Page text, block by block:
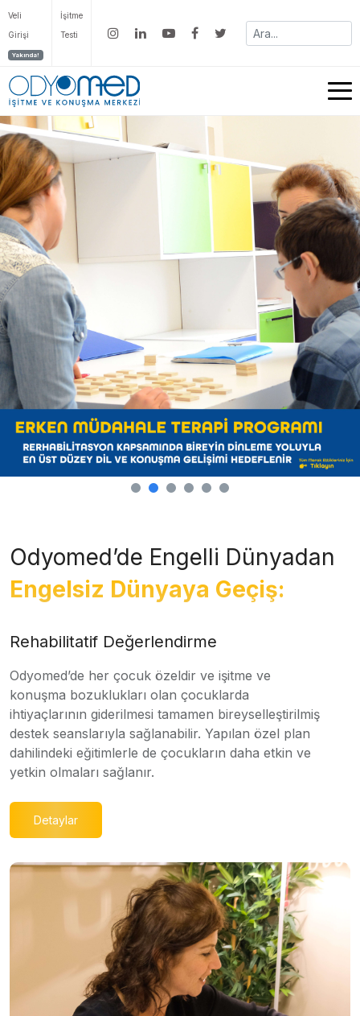
Veli
Girişi
Yakında!
İşitme
Testi
Odyomed’de Engelli Dünyadan
Engelsiz Dünyaya Geçiş:
Rehabilitatif Değerlendirme
Odyomed’de her çocuk özeldir ve işitme ve
konuşma bozuklukları olan çocuklarda
ihtiyaçlarının giderilmesi tamamen bireyselleştirilmiş
destek seanslarıyla sağlanabilir. Yapılan özel plan
dahilindeki eğitimlerle de çocukların daha etkin ve
yetkin olmaları sağlanır.
Detaylar